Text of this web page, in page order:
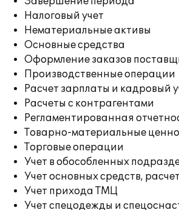
Налоговый учет
Нематериальные активы
Основные средства
Оформление заказов
Производственные операции
Расчет зарплаты и кадровый
Расчеты с контрагентами
Регламентированная
Товарно-материальные
Торговые операции
Учет в обособленных
Учет основных средств,
Учет прихода ТМЦ
Учет спецодежды и